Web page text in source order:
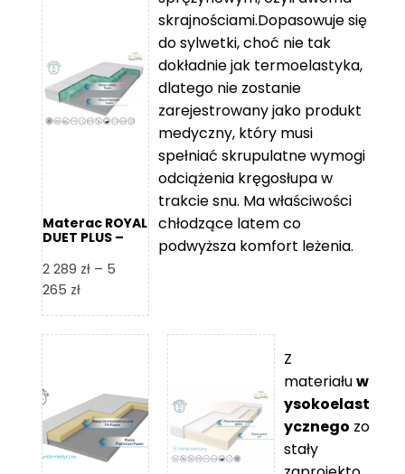
139 zł
do
2
109 zł
2
360 zł
5
365 zł
Materac ROYAL
DUET PLUS –
2 289 zł – 5
265 złZakres
od
do
5
265 zł
skrajnościami.Dopasowuje się
do sylwetki, choć nie tak
dokładnie jak termoelastyka,
dlatego nie zostanie
zarejestrowany jako produkt
medyczny, który musi
spełniać skrupulatne wymogi
odciążenia kręgosłupa w
trakcie snu. Ma właściwości
chłodzące latem co
podwyższa komfort leżenia.
Z
materiałuw
ysokoelast
ycznego zo
stały